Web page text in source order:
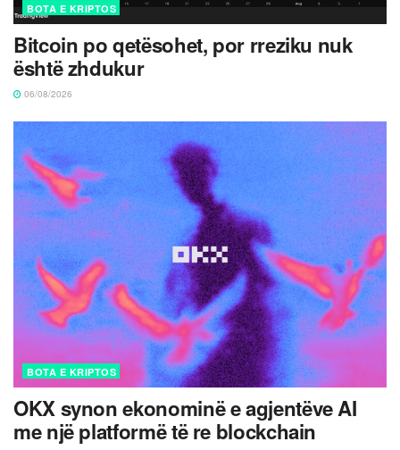
BOTA E KRIPTOS
Bitcoin po qetësohet, por rreziku nuk
është zhdukur
06/08/2026
BOTA E KRIPTOS
OKX synon ekonominë e agjentëve AI
me një platformë të re blockchain